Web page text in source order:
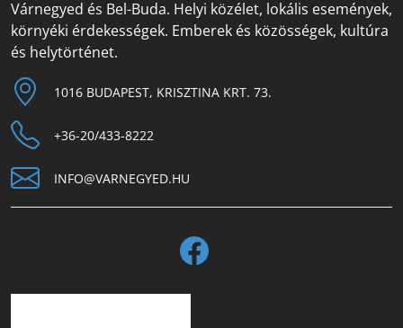
Várnegyed és Bel-Buda. Helyi közélet, lokális események,
környéki érdekességek. Emberek és közösségek, kultúra
és helytörténet.
1016 BUDAPEST, KRISZTINA KRT. 73.
+36-20/433-8222
INFO@VARNEGYED.HU